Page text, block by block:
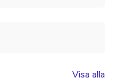
Visa alla